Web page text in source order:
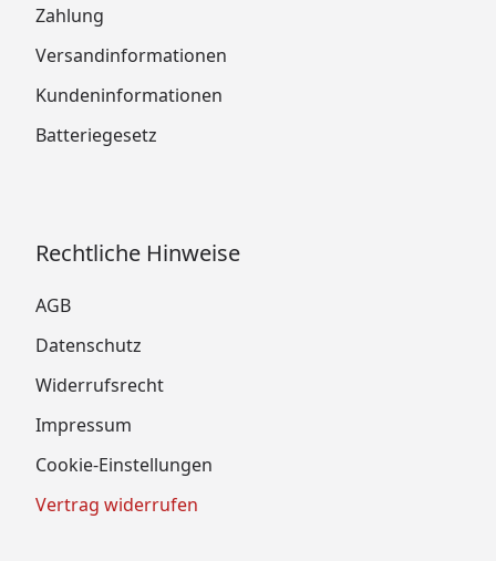
Zahlung
Versandinformationen
Kundeninformationen
Batteriegesetz
Rechtliche Hinweise
AGB
Datenschutz
Widerrufsrecht
Impressum
Cookie-Einstellungen
Vertrag widerrufen